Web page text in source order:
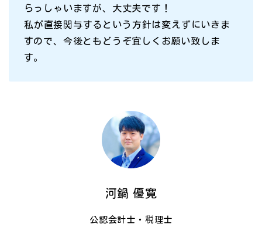
らっしゃいますが、大丈夫です！
私が直接関与するという方針は変えずにいきま
すので、今後ともどうぞ宜しくお願い致しま
す。
河鍋 優寛
公認会計士・税理士